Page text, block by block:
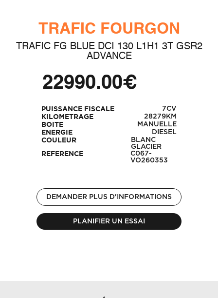
TRAFIC FOURGON
TRAFIC FG BLUE DCI 130 L1H1 3T GSR2
ADVANCE
22990.00€
PUISSANCE FISCALE 7CV
KILOMETRAGE 28279KM
BOITE MANUELLE
ENERGIE DIESEL
COULEUR
BLANC
GLACIER
REFERENCE
C067-
VO260353
DEMANDER PLUS D'INFORMATIONS
PLANIFIER UN ESSAI